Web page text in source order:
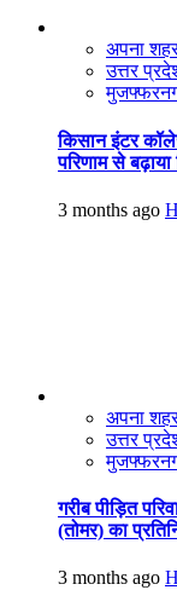
अपना
उत्तर
किसान इंटर
परिणाम से बढ़ाया
3 months ago
अपना
उत्तर
गरीब पीड़ित
(तोमर) का
3 months ago